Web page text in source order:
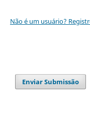
Não é um usuário?
Enviar Submissão